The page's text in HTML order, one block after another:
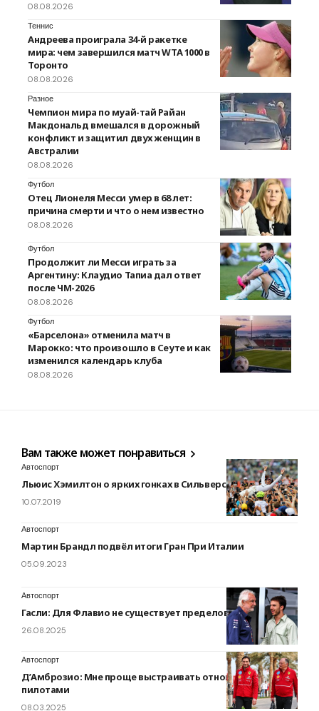
08.08.2026
Теннис
Андреева проиграла 34-й ракетке
мира: чем завершился матч WTA 1000 в
Торонто
08.08.2026
Разное
Чемпион мира по муай-тай Райан
Макдональд вмешался в дорожный
конфликт и защитил двух женщин в
Австралии
08.08.2026
Футбол
Отец Лионеля Месси умер в 68 лет:
причина смерти и что о нем известно
08.08.2026
Футбол
Продолжит ли Месси играть за
Аргентину: Клаудио Тапиа дал ответ
после ЧМ-2026
08.08.2026
Футбол
«Барселона» отменила матч в
Марокко: что произошло в Сеуте и как
изменился календарь клуба
08.08.2026
Вам также может понравиться
Автоспорт
Льюис Хэмилтон о ярких гонках в Сильверстоуне…
10.07.2019
Автоспорт
Мартин Брандл подвёл итоги Гран При Италии
05.09.2023
Автоспорт
Гасли: Для Флавио не существует пределов возможного
26.08.2025
Автоспорт
Д’Амброзио: Мне проще выстраивать отношения с
пилотами
08.03.2025